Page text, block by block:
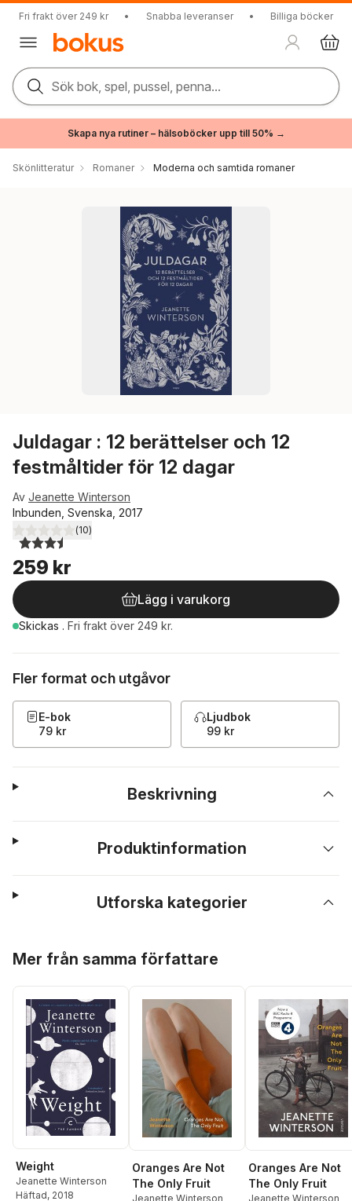
Fri frakt över 249 kr • Snabba leveranser • Billiga böcker
Sök bok, spel, pussel, penna...
Skapa nya rutiner – hälsoböcker upp till 50% →
Skönlitteratur Romaner Moderna och samtida romaner
Juldagar : 12 berättelser och 12
festmåltider för 12 dagar
Av Jeanette Winterson
Inbunden, Svenska, 2017
3,5utav 5 stjärnor. Totalt antal röster:
(10)
259 kr
Lägg i varukorg
Skickas . Fri frakt över 249 kr.
Fler format och utgåvor
E-bok
79 kr
Ljudbok
99 kr
Beskrivning
Produktinformation
Utforska kategorier
Mer från samma författare
Weight
Jeanette Winterson
Häftad, 2018
Oranges Are Not
The Only Fruit
Jeanette Winterson
Oranges Are Not
The Only Fruit
Jeanette Winterson